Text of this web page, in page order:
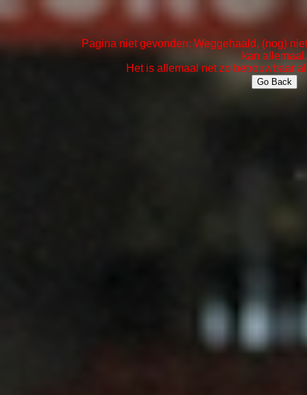
Pagina niet gevonden: Weggehaald, (nog)
kan allemaal.
Het is allemaal net zo betrouwbaar
Go Back